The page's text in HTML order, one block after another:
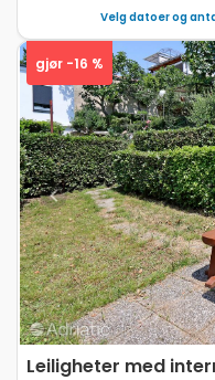
Velg datoer og
Previous
gjør -16 %
Leiligheter med